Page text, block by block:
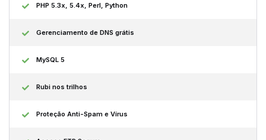
PHP 5.3x, 5.4x, Perl, Python
Gerenciamento de DNS grátis
MySQL 5
Rubi nos trilhos
Proteção Anti-Spam e Vírus